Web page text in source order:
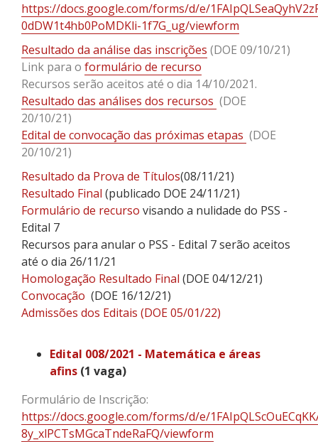
https://docs.google.com/forms/d/e/
0dDW1t4hb0PoMDKli-1f7G_ug/viewform
Resultado da análise das inscrições (DOE 09/10/21)
Link para o formulário de recurso
Recursos serão aceitos até o dia 14/10/2021.
Resultado das análises dos recursos (DOE
20/10/21)
Edital de convocação das próximas etapas (DOE
20/10/21)
Resultado da Prova de Títulos(08/11/21)
Resultado Final (publicado DOE 24/11/21)
Formulário de recurso visando a nulidade do PSS -
Edital 7
Recursos para anular o PSS - Edital 7 serão aceitos
até o dia 26/11/21
Homologação Resultado Final (DOE 04/12/21)
Convocação (DOE 16/12/21)
Admissões dos Editais (DOE 05/01/22)
Edital 008/2021 - Matemática e áreas
afins (1 vaga)
Formulário de Inscrição:
https://docs.google.com/forms/d/e/
8y_xlPCTsMGcaTndeRaFQ/viewform